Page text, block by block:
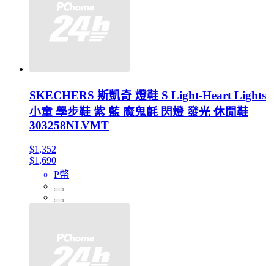
SKECHERS 斯凱奇 燈鞋 S Light-Heart Lights
小童 學步鞋 紫 藍 魔鬼氈 閃燈 發光 休閒鞋
303258NLVMT
$1,352
$1,690
P幣